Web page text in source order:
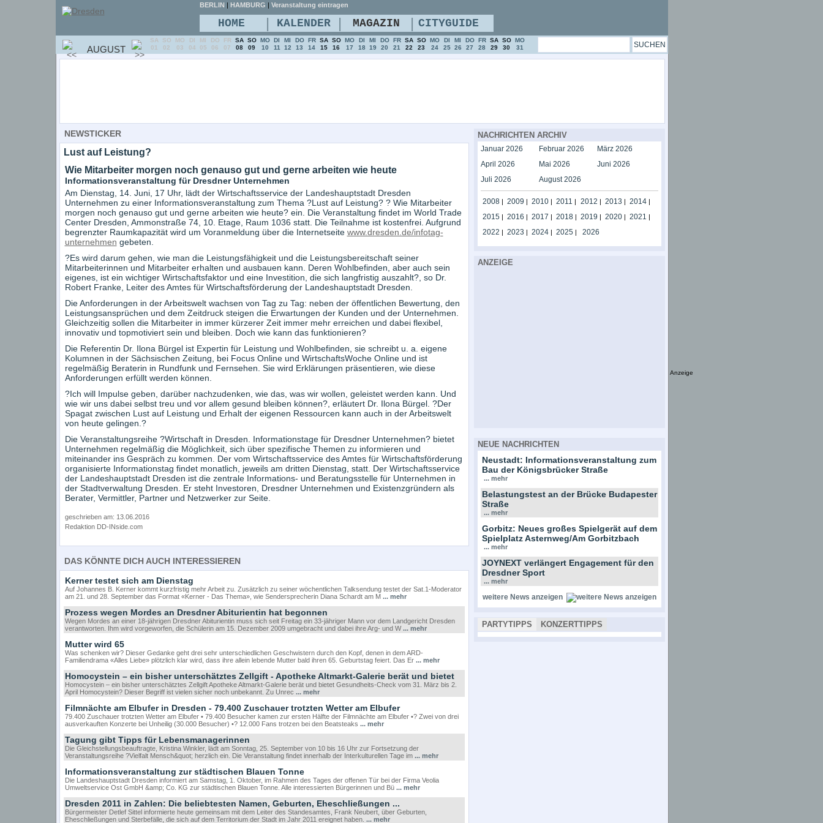
NEWSTICKER
Lust auf Leistung?
Wie Mitarbeiter morgen noch genauso gut und gerne arbeiten wie heute
Informationsveranstaltung für Dresdner Unternehmen
Am Dienstag, 14. Juni, 17 Uhr, lädt der Wirtschaftsservice der Landeshauptstadt Dresden
Unternehmen zu einer Informationsveranstaltung zum Thema ?Lust auf Leistung? ? Wie Mitarbeiter
morgen noch genauso gut und gerne arbeiten wie heute? ein. Die Veranstaltung findet im World Trade
Center Dresden, Ammonstraße 74, 10. Etage, Raum 1036 statt. Die Teilnahme ist kostenfrei. Aufgrund
begrenzter Raumkapazität wird um Voranmeldung über die Internetseite www.dresden.de/infotag-
unternehmen gebeten.
?Es wird darum gehen, wie man die Leistungsfähigkeit und die Leistungsbereitschaft seiner
Mitarbeiterinnen und Mitarbeiter erhalten und ausbauen kann. Deren Wohlbefinden, aber auch sein
eigenes, ist ein wichtiger Wirtschaftsfaktor und eine Investition, die sich langfristig auszahlt?, so Dr.
Robert Franke, Leiter des Amtes für Wirtschaftsförderung der Landeshauptstadt Dresden.
Die Anforderungen in der Arbeitswelt wachsen von Tag zu Tag: neben der öffentlichen Bewertung, den
Leistungsansprüchen und dem Zeitdruck steigen die Erwartungen der Kunden und der Unternehmen.
Gleichzeitig sollen die Mitarbeiter in immer kürzerer Zeit immer mehr erreichen und dabei flexibel,
innovativ und topmotiviert sein und bleiben. Doch wie kann das funktionieren?
Die Referentin Dr. Ilona Bürgel ist Expertin für Leistung und Wohlbefinden, sie schreibt u. a. eigene
Kolumnen in der Sächsischen Zeitung, bei Focus Online und WirtschaftsWoche Online und ist
regelmäßig Beraterin in Rundfunk und Fernsehen. Sie wird Erklärungen präsentieren, wie diese
Anforderungen erfüllt werden können.
?Ich will Impulse geben, darüber nachzudenken, wie das, was wir wollen, geleistet werden kann. Und
wie wir uns dabei selbst treu und vor allem gesund bleiben können?, erläutert Dr. Ilona Bürgel. ?Der
Spagat zwischen Lust auf Leistung und Erhalt der eigenen Ressourcen kann auch in der Arbeitswelt
von heute gelingen.?
Die Veranstaltungsreihe ?Wirtschaft in Dresden. Informationstage für Dresdner Unternehmen? bietet
Unternehmen regelmäßig die Möglichkeit, sich über spezifische Themen zu informieren und
miteinander ins Gespräch zu kommen. Der vom Wirtschaftsservice des Amtes für Wirtschaftsförderung
organisierte Informationstag findet monatlich, jeweils am dritten Dienstag, statt. Der Wirtschaftsservice
der Landeshauptstadt Dresden ist die zentrale Informations- und Beratungsstelle für Unternehmen in
der Stadtverwaltung Dresden. Er steht Investoren, Dresdner Unternehmen und Existenzgründern als
Berater, Vermittler, Partner und Netzwerker zur Seite.
geschrieben am: 13.06.2016
Redaktion DD-INside.com
DAS KÖNNTE DICH AUCH INTERESSIEREN
Kerner testet sich am Dienstag
Auf Johannes B. Kerner kommt kurzfristig mehr Arbeit zu. Zusätzlich zu seiner wöchentlichen Talksendung testet der Sat.1-Moderator
am 21. und 28. September das Format «Kerner - Das Thema», wie Sendersprecherin Diana Schardt am M ... mehr
Prozess wegen Mordes an Dresdner Abiturientin hat begonnen
Wegen Mordes an einer 18-jährigen Dresdner Abiturientin muss sich seit Freitag ein 33-jähriger Mann vor dem Landgericht Dresden
verantworten. Ihm wird vorgeworfen, die Schülerin am 15. Dezember 2009 umgebracht und dabei ihre Arg- und W... mehr
Mutter wird 65
Was schenken wir? Dieser Gedanke geht drei sehr unterschiedlichen Geschwistern durch den Kopf, denen in dem ARD-
Familiendrama «Alles Liebe» plötzlich klar wird, dass ihre allein lebende Mutter bald ihren 65. Geburtstag feiert. Das Er ... mehr
Homocystein – ein bisher unterschätztes Zellgift - Apotheke Altmarkt-Galerie berät und bietet
Homocystein – ein bisher unterschätztes Zellgift Apotheke Altmarkt-Galerie berät und bietet Gesundheits-Check vom 31. März bis 2.
April Homocystein? Dieser Begriff ist vielen sicher noch unbekannt. Zu Unrec ... mehr
Filmnächte am Elbufer in Dresden - 79.400 Zuschauer trotzten Wetter am Elbufer
79.400 Zuschauer trotzten Wetter am Elbufer • 79.400 Besucher kamen zur ersten Hälfte der Filmnächte am Elbufer •? Zwei von drei
ausverkauften Konzerte bei Unheilig (30.000 Besucher) •? 12.000 Fans trotzen bei den Beatsteaks ... mehr
Tagung gibt Tipps für Lebensmanagerinnen
Die Gleichstellungsbeauftragte, Kristina Winkler, lädt am Sonntag, 25. September von 10 bis 16 Uhr zur Fortsetzung der
Veranstaltungsreihe ?Vielfalt Mensch&quot; herzlich ein. Die Veranstaltung findet innerhalb der Interkulturellen Tage im ... mehr
Informationsveranstaltung zur städtischen Blauen Tonne
Die Landeshauptstadt Dresden informiert am Samstag, 1. Oktober, im Rahmen des Tages der offenen Tür bei der Firma Veolia
Umweltservice Ost GmbH &amp; Co. KG zur städtischen Blauen Tonne. Alle interessierten Bürgerinnen und Bü ... mehr
Dresden 2011 in Zahlen: Die beliebtesten Namen, Geburten, Eheschließungen ...
Bürgermeister Detlef Sittel informierte heute gemeinsam mit dem Leiter des Standesamtes, Frank Neubert, über Geburten,
Eheschließungen und Sterbefälle, die sich auf dem Territorium der Stadt im Jahr 2011 ereignet haben. ... mehr
NACHRICHTEN ARCHIV
Januar 2026 Februar 2026
März 2026
April 2026
Mai 2026
Juni 2026
Juli 2026
August 2026
2008| 2009 | 2010| 2011 | 2012 | 2013 | 2014|
2015| 2016 | 2017 | 2018| 2019 | 2020| 2021 |
2022 | 2023 | 2024| 2025| 2026
ANZEIGE
NEUE NACHRICHTEN
Neustadt: Informationsveranstaltung zum
Bau der Königsbrücker Straße
... mehr
Belastungstest an der Brücke Budapester
Straße
... mehr
Gorbitz: Neues großes Spielgerät auf dem
Spielplatz Asternweg/Am Gorbitzbach
... mehr
JOYNEXT verlängert Engagement für den
Dresdner Sport
... mehr
weitere News anzeigen
PARTYTIPPS KONZERTTIPPS
BERLIN | HAMBURG | Veranstaltung eintragen
HOME | KALENDER | MAGAZIN | CITYGUIDE
AUGUST
SA
01
SO
02
MO
03
DI
04
MI
05
DO
06
FR
07
SA
08
SO
09
MO
10
DI
11
MI
12
DO
13
FR
14
SA
15
SO
16
MO
17
DI
18
MI
19
DO
20
FR
21
SA
22
SO
23
MO
24
DI
25
MI
26
DO
27
FR
28
SA
29
SO
30
MO
31
Anzeige